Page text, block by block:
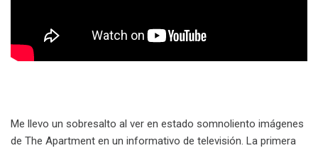
Me llevo un sobresalto al ver en estado somnoliento imágenes
de The Apartment en un informativo de televisión. La primera